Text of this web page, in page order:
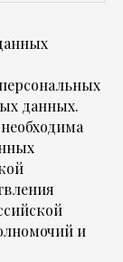
данных.
и